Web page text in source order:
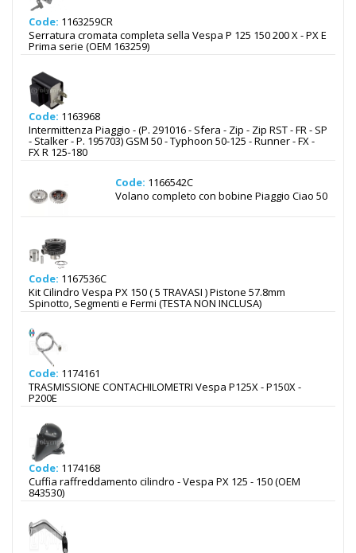
Code: 1163259CR
Serratura cromata completa sella Vespa P 125 150 200 X - PX E
Prima serie (OEM 163259)
Code: 1163968
Intermittenza Piaggio - (P. 291016 - Sfera - Zip - Zip RST - FR - SP
- Stalker - P. 195703) GSM 50 - Typhoon 50-125 - Runner - FX -
FX R 125-180
Code: 1166542C
Volano completo con bobine Piaggio Ciao 50
Code: 1167536C
Kit Cilindro Vespa PX 150 ( 5 TRAVASI ) Pistone 57.8mm
Spinotto, Segmenti e Fermi (TESTA NON INCLUSA)
Code: 1174161
TRASMISSIONE CONTACHILOMETRI Vespa P125X - P150X -
P200E
Code: 1174168
Cuffia raffreddamento cilindro - Vespa PX 125 - 150 (OEM
843530)